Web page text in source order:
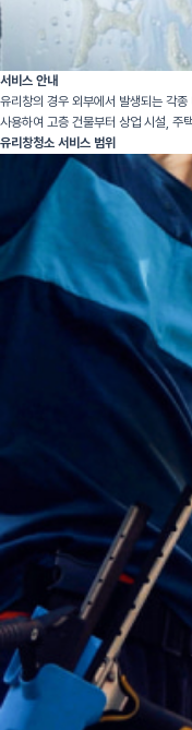
서비스 안내
유리창의 경우 외부에서 발생되는 각
사용하여 고층 건물부터 상업 시설, 주
유리창청소 서비스 범위